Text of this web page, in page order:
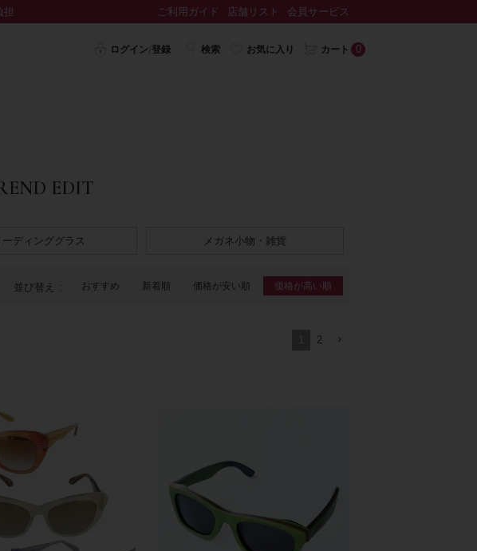
担 ご利用ガイド 店舗リスト 会員サービス
ログイン/登録 検索 お気に入り カート 0
EDIT
ーディンググラス メガネ小物・雑貨
並び替え おすすめ 新着順 価格が安い順 価格が高い順
2